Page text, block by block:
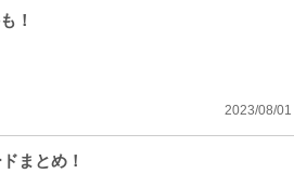
！
2023/08/01
まとめ！